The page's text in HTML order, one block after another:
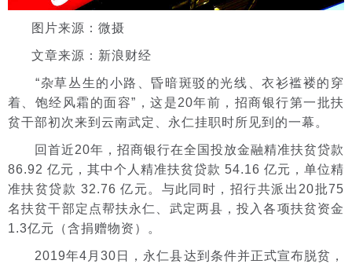
图片来源：微摄
文章来源：新浪财经
“杂草丛生的小路、昏暗斑驳的光线、衣衫褴褛的穿
着、饱经风霜的面容”，这是20年前，招商银行第一批扶
贫干部初次来到云南武定、永仁挂职时所见到的一幕。
回首近20年，招商银行在全国投放金融精准扶贫贷款
86.92 亿元，其中个人精准扶贫贷款 54.16 亿元，单位精
准扶贫贷款 32.76 亿元。与此同时，招行共派出20批75
名扶贫干部定点帮扶永仁、武定两县，投入各项扶贫资金
1.3亿元（含捐赠物资）。
2019年4月30日，永仁县达到条件并正式宣布脱贫，